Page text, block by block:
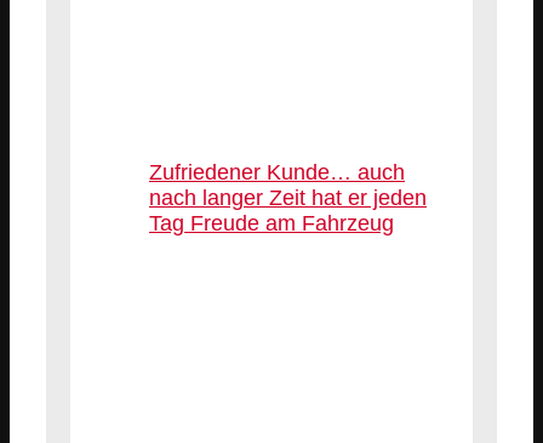
Zufriedener Kunde… auch
nach langer Zeit hat er jeden
Tag Freude am Fahrzeug